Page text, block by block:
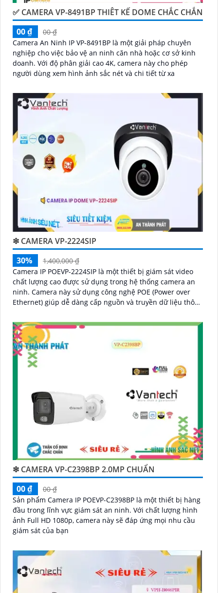
✅ CAMERA VP-8491BP THIÊT KẾ DOME CHẮC CHẮN
00 ₫
00 ₫
Camera An Ninh IP VP-8491BP là một giải pháp chuyên
nghiệp cho việc bảo vệ an ninh căn nhà hoặc cơ sở kinh
doanh. Với độ phân giải cao 4K, camera này cho phép
người dùng xem hình ảnh sắc nét và chi tiết từ xa
❇ CAMERA VP-2224SIP
30%
1,400,000 ₫
Camera IP POEVP-2224SIP là một thiết bị giám sát video
chất lượng cao được sử dụng trong hệ thống camera an
ninh. Camera này sử dụng công nghệ POE (Power over
Ethernet) giúp dễ dàng cấp nguồn và truyền dữ liệu thông
❇ CAMERA VP-C2398BP 2.0MP CHUẨN
00 ₫
00 ₫
Sản phẩm Camera IP POEVP-C2398BP là một thiết bị hàng
đầu trong lĩnh vực giám sát an ninh. Với chất lượng hình
ảnh Full HD 1080p, camera này sẽ đáp ứng mọi nhu cầu
giám sát của bạn